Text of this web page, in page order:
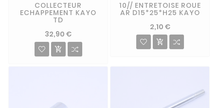
COLLECTEUR
ECHAPPEMENT KAYO
TD
32,90 €

10// ENTRETOISE ROUE
AR D15*25*H25 KAYO
2,10 €
